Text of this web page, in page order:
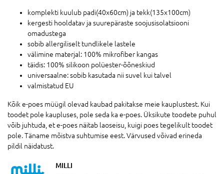
komplekti kuulub padi(40x60cm) ja tekk(135x100cm)
kergesti hooldatav ja suurepäraste soojusisolatsiooni
omadustega
sobib allergiliselt tundlikele lastele
välimine materjal: 100% mikrofiber kangas
täidis: 100% silikoon polüester-õõneskiud
universaalne: sobib kasutada nii suvel kui talvel
valmistatud EU
Kõik e-poes müügil olevad kaubad pakitakse meie kauplustest. Kui
toodet pole kaupluses, pole seda ka e-poes. Üksikute toodete puhul
võib juhtuda, et e-poes näitab laoseisu, kuigi poes tegelikult toodet
pole. Täname mõistva suhtumise eest. Värvused võivad erineda
pildil näidatust.
MILLI